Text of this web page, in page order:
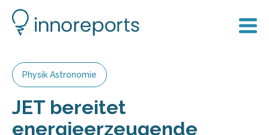
Physik Astronomie
JET bereitet
energieerzeugende